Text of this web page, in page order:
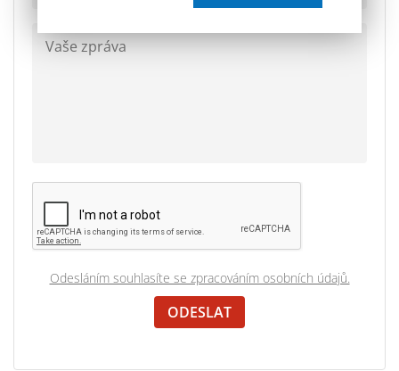
Odesláním souhlasíte se zpracováním osobních údajů.